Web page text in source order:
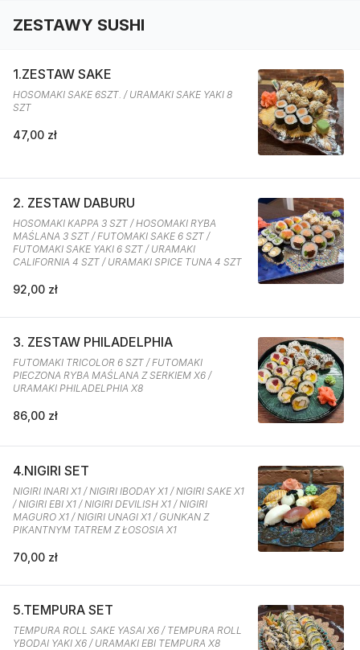
ZESTAWY SUSHI
1.ZESTAW SAKE
HOSOMAKI SAKE 6SZT. / URAMAKI SAKE YAKI 8
SZT
47,00 zł
2. ZESTAW DABURU
HOSOMAKI KAPPA 3 SZT / HOSOMAKI RYBA
MAŚLANA 3 SZT / FUTOMAKI SAKE 6 SZT /
FUTOMAKI SAKE YAKI 6 SZT / URAMAKI
CALIFORNIA 4 SZT / URAMAKI SPICE TUNA 4 SZT
92,00 zł
3. ZESTAW PHILADELPHIA
FUTOMAKI TRICOLOR 6 SZT / FUTOMAKI
PIECZONA RYBA MAŚLANA Z SERKIEM X6 /
URAMAKI PHILADELPHIA X8
86,00 zł
4.NIGIRI SET
NIGIRI INARI X1 / NIGIRI IBODAY X1 / NIGIRI SAKE X1
/ NIGIRI EBI X1 / NIGIRI DEVILISH X1 / NIGIRI
MAGURO X1 / NIGIRI UNAGI X1 / GUNKAN Z
PIKANTNYM TATREM Z ŁOSOSIA X1
70,00 zł
5.TEMPURA SET
TEMPURA ROLL SAKE YASAI X6 / TEMPURA ROLL
YBODAI YAKI X6 / URAMAKI EBI TEMPURA X8